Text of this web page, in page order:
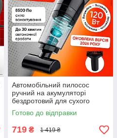
Автомобільний пилосос
ручний на акумуляторі
бездротовий для сухого
прибирання автопилосос для
салону автомобіля з
насадками
Готово до відправки
719 ₴ 1 419 ₴